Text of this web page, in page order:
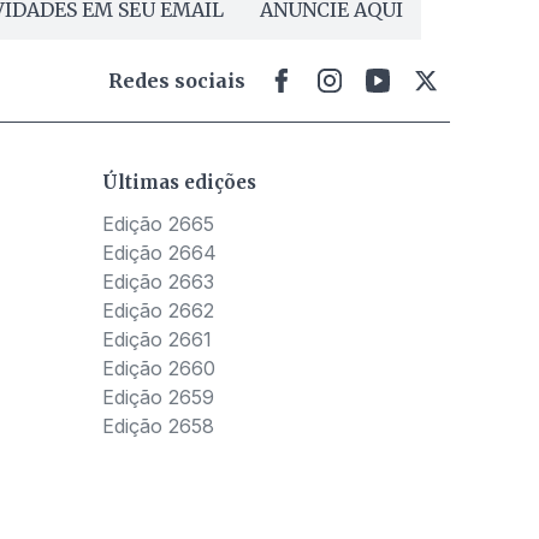
EM SEU EMAIL ANUNCIE AQUI
Redes sociais
Últimas edições
Edição 2665
Edição 2664
Edição 2663
Edição 2662
Edição 2661
Edição 2660
Edição 2659
Edição 2658